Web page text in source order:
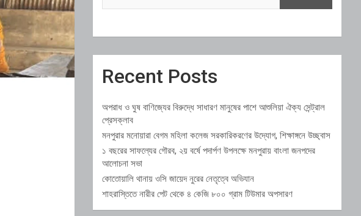
Recent Posts
অপরাধ ও ঘুষ বাণিজ্যের বিরুদ্ধে সাধারণ মানুষের পাশে আশুলিয়া ঐক্য সেন্ট্রাল
প্রেসক্লাব
মনপুরার মনোয়ারা বেগম মহিলা কলেজ সরকারিকরণের উদ্যোগ, শিক্ষাঙ্গনে উচ্ছ্বাস
১ বছরের সাফল্যের গৌরব, ২য় বর্ষে পদার্পণ উপলক্ষে মনপুরায় বাংলা জনপদের
আলোচনা সভা
কোতোয়ালি থানায় ওসি জায়েদ নুরের নেতৃত্বে অভিযান
শাহরাস্তিতে নারীর পেট থেকে ৪ কেজি ৮০০ গ্রাম টিউমার অপসারণ